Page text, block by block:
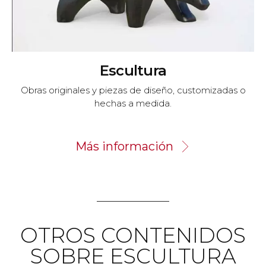
Escultura
Obras originales y piezas de diseño, customizadas o
hechas a medida.
Más información
OTROS CONTENIDOS
SOBRE ESCULTURA